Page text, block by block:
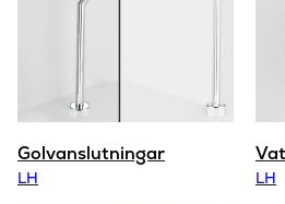
Golvanslutningar
LH LH